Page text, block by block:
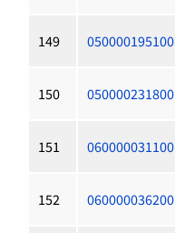
149 050000195100
150 050000231800
151 060000031100
152 060000036200